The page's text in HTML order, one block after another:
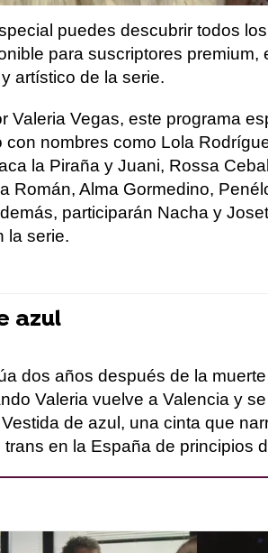
puedes descubrir todos
para suscriptores premium,
artístico de la serie.
Valeria Vegas, este programa
con nombres como Lola
la Piraña y Juani, Rossa
Román, Alma Gormedino,
participarán Nacha y
la serie.
azul
dos años después de la
Valeria vuelve a Valencia y
de azul, una cinta que
en la España de principios